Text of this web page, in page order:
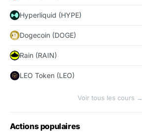
Hyperliquid (HYPE)
Dogecoin (DOGE)
Rain (RAIN)
LEO Token (LEO)
Voir tous les cours →
Actions populaires